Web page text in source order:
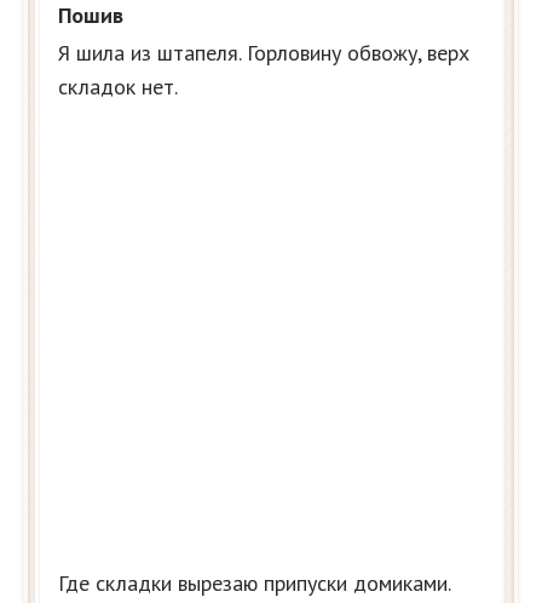
Пошив
Я шила из штапеля. Горловину обвожу, верх
складок нет.
Где складки вырезаю припуски домиками.